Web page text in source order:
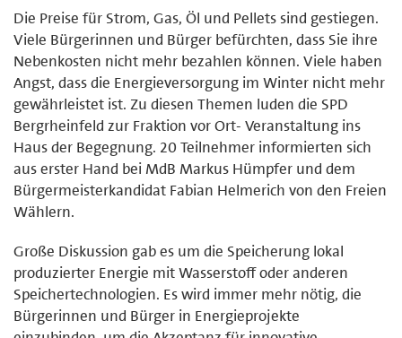
Die Preise für Strom, Gas, Öl und Pellets sind gestiegen.
Viele Bürgerinnen und Bürger befürchten, dass Sie ihre
Nebenkosten nicht mehr bezahlen können. Viele haben
Angst, dass die Energieversorgung im Winter nicht mehr
gewährleistet ist. Zu diesen Themen luden die SPD
Bergrheinfeld zur Fraktion vor Ort- Veranstaltung ins
Haus der Begegnung. 20 Teilnehmer informierten sich
aus erster Hand bei MdB Markus Hümpfer und dem
Bürgermeisterkandidat Fabian Helmerich von den Freien
Wählern.
Große Diskussion gab es um die Speicherung lokal
produzierter Energie mit Wasserstoff oder anderen
Speichertechnologien. Es wird immer mehr nötig, die
Bürgerinnen und Bürger in Energieprojekte